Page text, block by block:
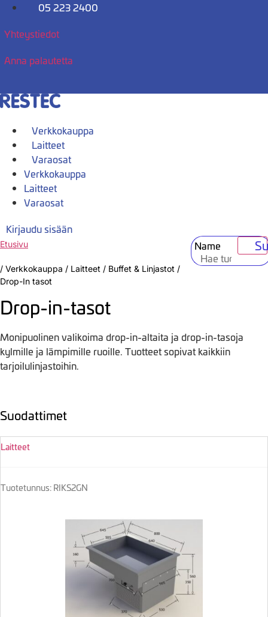
Mene
05 223 2400
Yhteystiedot
Anna palautetta
Verkkokauppa
Laitteet
Varaosat
Verkkokauppa
Laitteet
Varaosat
Kirjaudu sisään
Name
Etusivu
/ Verkkokauppa / Laitteet / Buffet & Linjastot /
Drop-In tasot
Drop-in-tasot
Monipuolinen valikoima drop-in-altaita ja drop-in-tasoja
kylmille ja lämpimille ruoille. Tuotteet sopivat kaikkiin
tarjoilulinjastoihin.
Suodattimet
Laitteet
Tuotetunnus: RIKS2GN